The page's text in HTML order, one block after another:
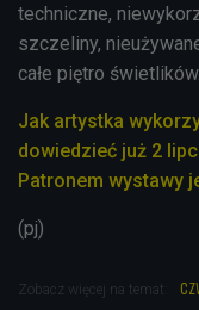
techniczne,
szczeliny,
całe piętro świetlików.
Jak artystka
dowiedzieć już 2
Patronem wystawy
(pj)
Zobacz więcej na temat: